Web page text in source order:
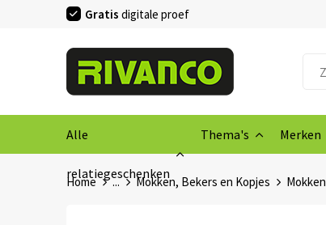
Gratis digitale proef
Alle
relatiegeschenken
Thema's Merken
Home ... Mokken, Bekers en Kopjes Mokken